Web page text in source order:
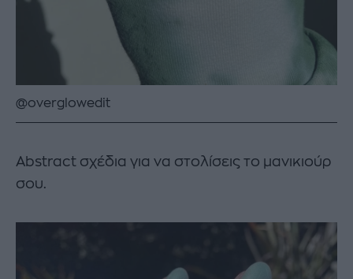
@overglowedit
Abstract σχέδια για να στολίσεις το μανικιούρ
σου.